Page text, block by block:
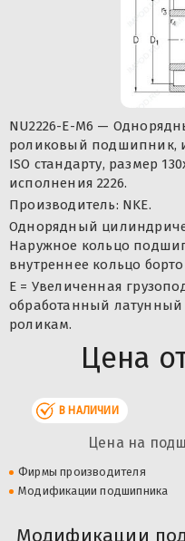
NU2226-E-M6 —
роликовый подшипник,
ISO стандарту, размер
исполнения 2226.
Производитель: NKE.
Однорядный
Наружное кольцо
внутреннее кольцо
E = Увеличенная
обработанный
роликам.
Цена
В НАЛИЧИИ
Цена на
Фирмы производителя
Модификации подшипника
Модификации